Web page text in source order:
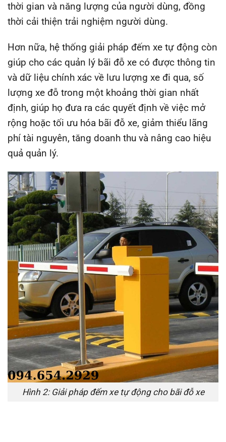
thời gian và năng lượng của người dùng, đồng
thời cải thiện trải nghiệm người dùng.
Hơn nữa, hệ thống giải pháp đếm xe tự động còn
giúp cho các quản lý bãi đỗ xe có được thông tin
và dữ liệu chính xác về lưu lượng xe đi qua, số
lượng xe đỗ trong một khoảng thời gian nhất
định, giúp họ đưa ra các quyết định về việc mở
rộng hoặc tối ưu hóa bãi đỗ xe, giảm thiểu lãng
phí tài nguyên, tăng doanh thu và nâng cao hiệu
quả quản lý.
Hình 2: Giải pháp đếm xe tự động cho bãi đỗ xe